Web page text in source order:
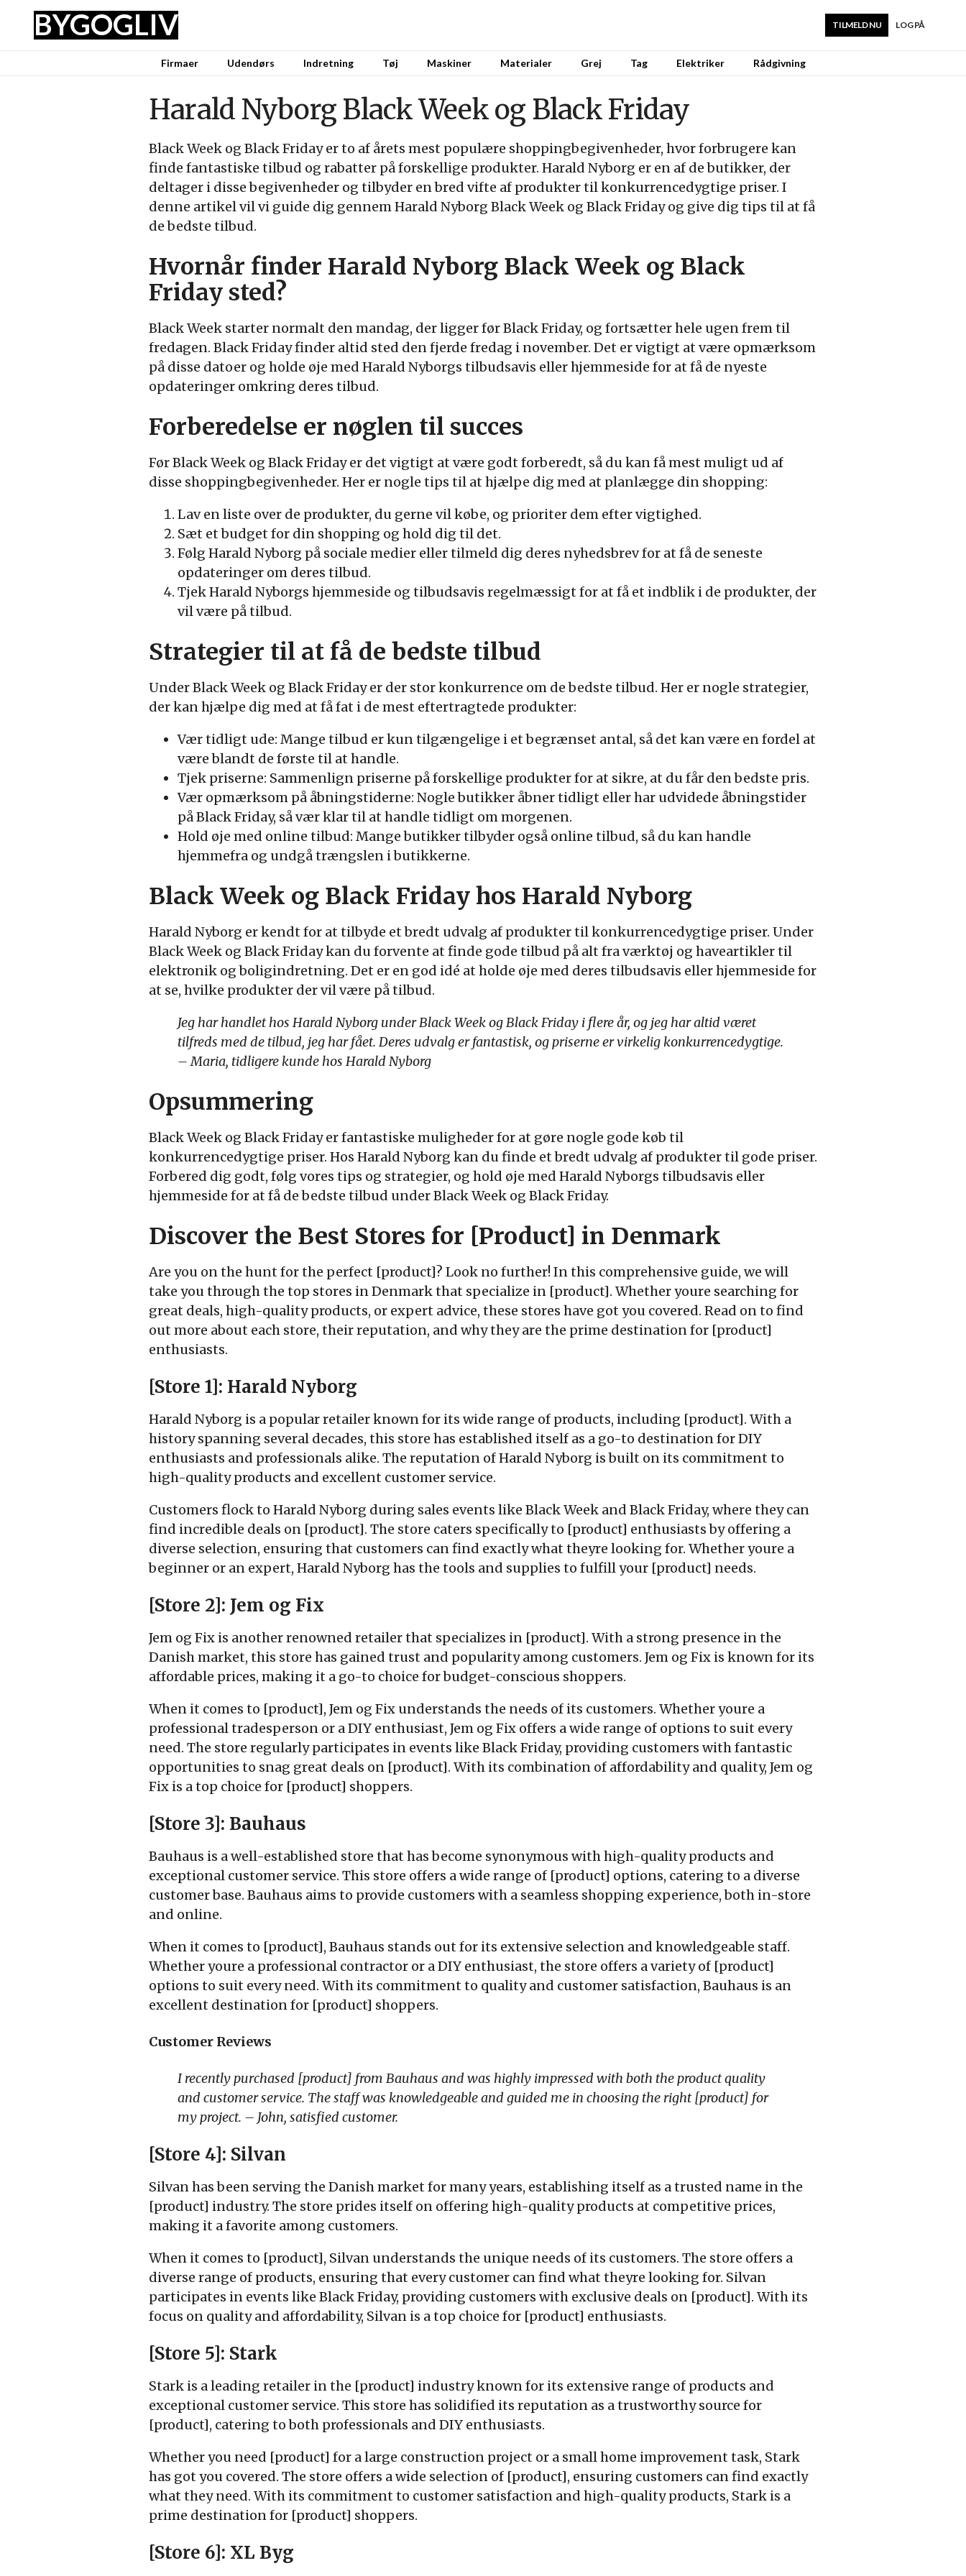
BYGOGLIV LOG PÅ
TILMELD NU
Firmaer Udendørs Indretning Tøj Maskiner Materialer Grej Tag Elektriker Rådgivning
Harald Nyborg Black Week og Black Friday
Black Week og Black Friday er to af årets mest populære shoppingbegivenheder, hvor forbrugere kan
finde fantastiske tilbud og rabatter på forskellige produkter. Harald Nyborg er en af de butikker, der
deltager i disse begivenheder og tilbyder en bred vifte af produkter til konkurrencedygtige priser. I
denne artikel vil vi guide dig gennem Harald Nyborg Black Week og Black Friday og give dig tips til at få
de bedste tilbud.
Hvornår finder Harald Nyborg Black Week og Black
Friday sted?
Black Week starter normalt den mandag, der ligger før Black Friday, og fortsætter hele ugen frem til
fredagen. Black Friday finder altid sted den fjerde fredag i november. Det er vigtigt at være opmærksom
på disse datoer og holde øje med Harald Nyborgs tilbudsavis eller hjemmeside for at få de nyeste
opdateringer omkring deres tilbud.
Forberedelse er nøglen til succes
Før Black Week og Black Friday er det vigtigt at være godt forberedt, så du kan få mest muligt ud af
disse shoppingbegivenheder. Her er nogle tips til at hjælpe dig med at planlægge din shopping:
Lav en liste over de produkter, du gerne vil købe, og prioriter dem efter vigtighed.
Sæt et budget for din shopping og hold dig til det.
Følg Harald Nyborg på sociale medier eller tilmeld dig deres nyhedsbrev for at få de seneste
opdateringer om deres tilbud.
Tjek Harald Nyborgs hjemmeside og tilbudsavis regelmæssigt for at få et indblik i de produkter, der
vil være på tilbud.
Strategier til at få de bedste tilbud
Under Black Week og Black Friday er der stor konkurrence om de bedste tilbud. Her er nogle strategier,
der kan hjælpe dig med at få fat i de mest eftertragtede produkter:
Vær tidligt ude: Mange tilbud er kun tilgængelige i et begrænset antal, så det kan være en fordel at
være blandt de første til at handle.
Tjek priserne: Sammenlign priserne på forskellige produkter for at sikre, at du får den bedste pris.
Vær opmærksom på åbningstiderne: Nogle butikker åbner tidligt eller har udvidede åbningstider
på Black Friday, så vær klar til at handle tidligt om morgenen.
Hold øje med online tilbud: Mange butikker tilbyder også online tilbud, så du kan handle
hjemmefra og undgå trængslen i butikkerne.
Black Week og Black Friday hos Harald Nyborg
Harald Nyborg er kendt for at tilbyde et bredt udvalg af produkter til konkurrencedygtige priser. Under
Black Week og Black Friday kan du forvente at finde gode tilbud på alt fra værktøj og haveartikler til
elektronik og boligindretning. Det er en god idé at holde øje med deres tilbudsavis eller hjemmeside for
at se, hvilke produkter der vil være på tilbud.
Jeg har handlet hos Harald Nyborg under Black Week og Black Friday i flere år, og jeg har altid været
tilfreds med de tilbud, jeg har fået. Deres udvalg er fantastisk, og priserne er virkelig konkurrencedygtige.
– Maria, tidligere kunde hos Harald Nyborg
Opsummering
Black Week og Black Friday er fantastiske muligheder for at gøre nogle gode køb til
konkurrencedygtige priser. Hos Harald Nyborg kan du finde et bredt udvalg af produkter til gode priser.
Forbered dig godt, følg vores tips og strategier, og hold øje med Harald Nyborgs tilbudsavis eller
hjemmeside for at få de bedste tilbud under Black Week og Black Friday.
Discover the Best Stores for [Product] in Denmark
Are you on the hunt for the perfect [product]? Look no further! In this comprehensive guide, we will
take you through the top stores in Denmark that specialize in [product]. Whether youre searching for
great deals, high-quality products, or expert advice, these stores have got you covered. Read on to find
out more about each store, their reputation, and why they are the prime destination for [product]
enthusiasts.
[Store 1]: Harald Nyborg
Harald Nyborg is a popular retailer known for its wide range of products, including [product]. With a
history spanning several decades, this store has established itself as a go-to destination for DIY
enthusiasts and professionals alike. The reputation of Harald Nyborg is built on its commitment to
high-quality products and excellent customer service.
Customers flock to Harald Nyborg during sales events like Black Week and Black Friday, where they can
find incredible deals on [product]. The store caters specifically to [product] enthusiasts by offering a
diverse selection, ensuring that customers can find exactly what theyre looking for. Whether youre a
beginner or an expert, Harald Nyborg has the tools and supplies to fulfill your [product] needs.
[Store 2]: Jem og Fix
Jem og Fix is another renowned retailer that specializes in [product]. With a strong presence in the
Danish market, this store has gained trust and popularity among customers. Jem og Fix is known for its
affordable prices, making it a go-to choice for budget-conscious shoppers.
When it comes to [product], Jem og Fix understands the needs of its customers. Whether youre a
professional tradesperson or a DIY enthusiast, Jem og Fix offers a wide range of options to suit every
need. The store regularly participates in events like Black Friday, providing customers with fantastic
opportunities to snag great deals on [product]. With its combination of affordability and quality, Jem og
Fix is a top choice for [product] shoppers.
[Store 3]: Bauhaus
Bauhaus is a well-established store that has become synonymous with high-quality products and
exceptional customer service. This store offers a wide range of [product] options, catering to a diverse
customer base. Bauhaus aims to provide customers with a seamless shopping experience, both in-store
and online.
When it comes to [product], Bauhaus stands out for its extensive selection and knowledgeable staff.
Whether youre a professional contractor or a DIY enthusiast, the store offers a variety of [product]
options to suit every need. With its commitment to quality and customer satisfaction, Bauhaus is an
excellent destination for [product] shoppers.
Customer Reviews
I recently purchased [product] from Bauhaus and was highly impressed with both the product quality
and customer service. The staff was knowledgeable and guided me in choosing the right [product] for
my project. – John, satisfied customer.
[Store 4]: Silvan
Silvan has been serving the Danish market for many years, establishing itself as a trusted name in the
[product] industry. The store prides itself on offering high-quality products at competitive prices,
making it a favorite among customers.
When it comes to [product], Silvan understands the unique needs of its customers. The store offers a
diverse range of products, ensuring that every customer can find what theyre looking for. Silvan
participates in events like Black Friday, providing customers with exclusive deals on [product]. With its
focus on quality and affordability, Silvan is a top choice for [product] enthusiasts.
[Store 5]: Stark
Stark is a leading retailer in the [product] industry known for its extensive range of products and
exceptional customer service. This store has solidified its reputation as a trustworthy source for
[product], catering to both professionals and DIY enthusiasts.
Whether you need [product] for a large construction project or a small home improvement task, Stark
has got you covered. The store offers a wide selection of [product], ensuring customers can find exactly
what they need. With its commitment to customer satisfaction and high-quality products, Stark is a
prime destination for [product] shoppers.
[Store 6]: XL Byg